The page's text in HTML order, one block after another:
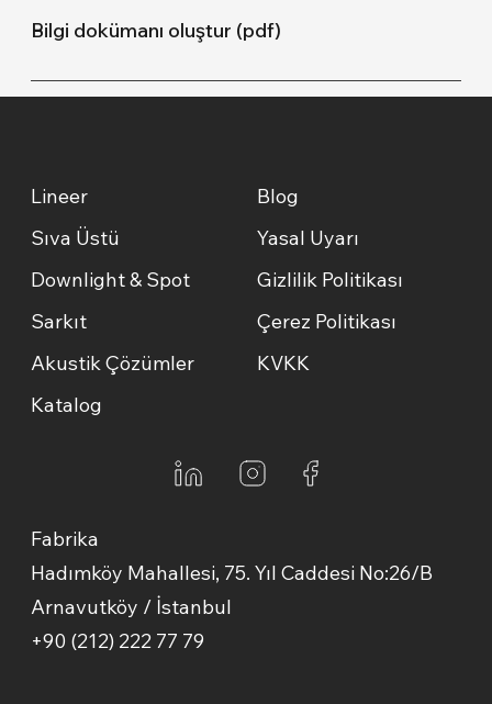
Bilgi dokümanı oluştur (pdf)
Lineer
Sıva Üstü
Downlight & Spot
Sarkıt
Akustik Çözümler
Katalog
Blog
Yasal Uyarı
Gizlilik Politikası
Çerez Politikası
KVKK
Fabrika
Hadımköy Mahallesi, 75. Yıl Caddesi No:26/B
Arnavutköy / İstanbul
+90 (212) 222 77 79